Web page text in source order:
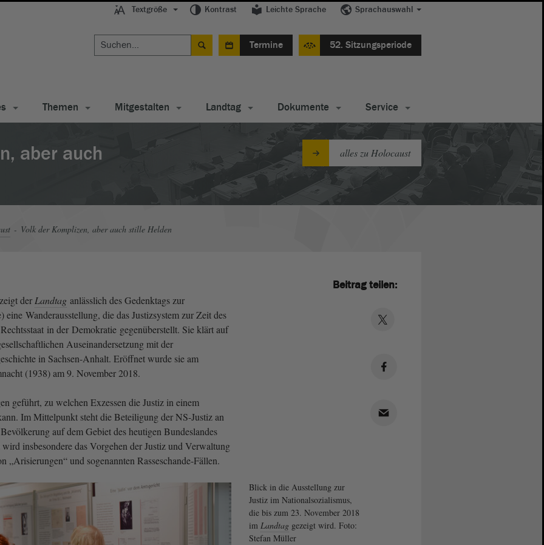
Textgröße Kontrast Leichte Sprache Sprachauswahl
Termine 52. Sitzungsperiode
Themen Mitgestalten Landtag Dokumente Service
aber auch
alles zu Holocaust
Volk der Komplizen, aber auch stille Helden
der Landtag anlässlich des Gedenktags zur
eine Wanderausstellung, die das Justizsystem zur Zeit des
in der Demokratie gegenüberstellt. Sie klärt auf
Auseinandersetzung mit der
in Sachsen-Anhalt. Eröffnet wurde sie am
(1938) am 9. November 2018.
geführt, zu welchen Exzessen die Justiz in einem
Im Mittelpunkt steht die Beteiligung der NS-Justiz an
auf dem Gebiet des heutigen Bundeslandes
insbesondere das Vorgehen der Justiz und Verwaltung
„Arisierungen“ und sogenannten Rasseschande-Fällen.
Blick in die Ausstellung zur
Justiz im Nationalsozialismus,
die bis zum 23. November 2018
im Landtaggezeigt wird. Foto:
Stefan Müller
Beitrag teilen: